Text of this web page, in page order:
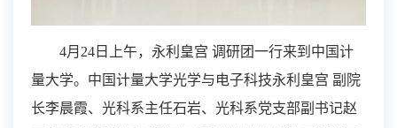
4月 24 日上午，永利皇宫 调研团一行来到中国计
量大学。中国计量大学光学与电子科技永利皇宫 副院
长李晨霞、光科系主任石岩、光科系党支部副书记赵